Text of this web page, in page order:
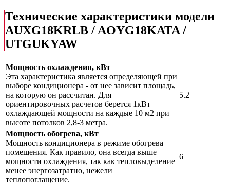
Технические характеристики модели
AUXG18KRLB / AOYG18KATA /
UTGUKYAW
Мощность охлаждения, кВт
Эта характеристика является определяющей при
выборе кондиционера - от нее зависит площадь,
на которую он рассчитан. Для
ориентировочных расчетов берется 1кВт
охлаждающей мощности на каждые 10 м2 при
высоте потолков 2,8-3 метра.
5.2
Мощность обогрева, кВт
Мощность кондиционера в режиме обогрева
помещения. Как правило, она всегда выше
мощности охлаждения, так как тепловыделение
менее энергозатратно, нежели
теплопоглащение.
6